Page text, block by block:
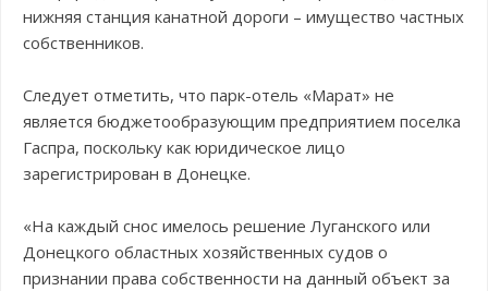
нижняя станция канатной дороги – имущество частных
собственников.
Следует отметить, что парк-отель «Марат» не
является бюджетообразующим предприятием поселка
Гаспра, поскольку как юридическое лицо
зарегистрирован в Донецке.
«На каждый снос имелось решение Луганского или
Донецкого областных хозяйственных судов о
признании права собственности на данный объект за